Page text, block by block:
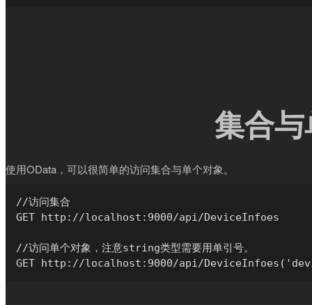
集合
使用OData，可以很简单的访问集合与单个对象。
//访问集合
GET http://localhost:9000/api/DeviceInfoes
//访问单个对象，注意string类型需要用单引号。